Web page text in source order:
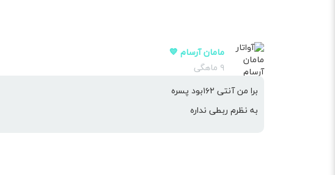
مامان آرسام 💙
۹ ماهگی
برا من آنتی ۱۶۲بود پسره
به نظرم ربطی نداره